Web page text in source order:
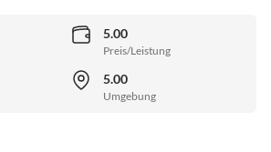
5.00
Preis/Leistung
5.00
Umgebung